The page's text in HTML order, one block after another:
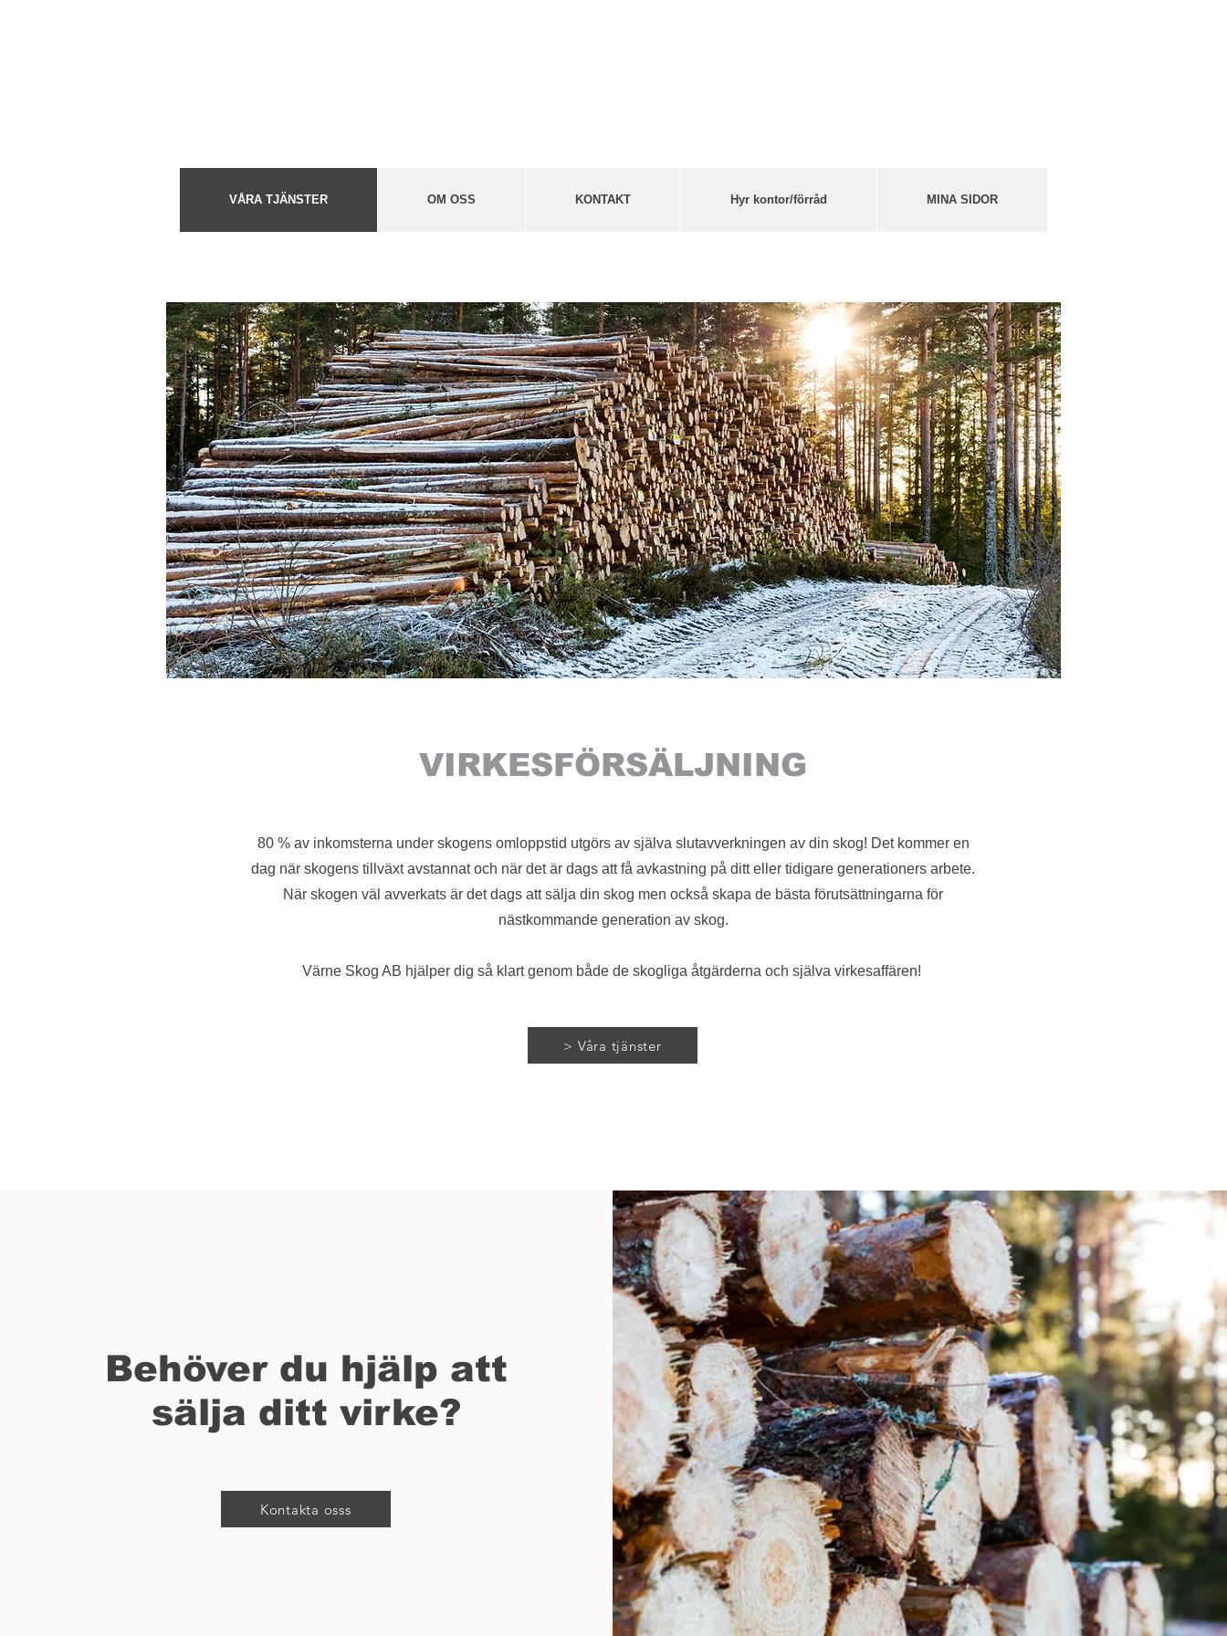
VÅRA TJÄNSTER OM OSS KONTAKT Hyr kontor/förråd MINA SIDOR
VIRKESFÖRSÄLJNING
80 % av inkomsterna under skogens omloppstid utgörs av själva slutavverkningen av din skog! Det kommer en
dag när skogens tillväxt avstannat och när det är dags att få avkastning på ditt eller tidigare generationers arbete.
När skogen väl avverkats är det dags att sälja din skog men också skapa de bästa förutsättningarna för
nästkommande generation av skog.
Värne Skog AB hjälper dig så klart genom både de skogliga åtgärderna och själva virkesaffären!
> Våra tjänster
Behöver du hjälp att
sälja ditt virke?
Kontakta osss